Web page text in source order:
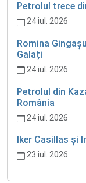
Petrolul trece
24 iul. 2026
Romina
Galați
24 iul. 2026
Petrolul din
România
24 iul. 2026
Iker Casillas și
23 iul. 2026